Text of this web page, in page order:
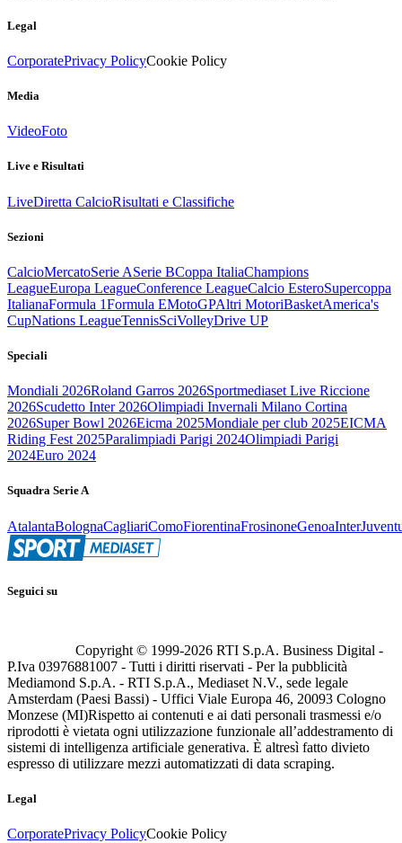
Legal
CorporatePrivacy PolicyCookie Policy
Media
VideoFoto
Live e Risultati
LiveDiretta CalcioRisultati e Classifiche
Sezioni
CalcioMercatoSerie ASerie BCoppa ItaliaChampions
LeagueEuropa LeagueConference LeagueCalcio EsteroSupercoppa
ItalianaFormula 1Formula EMotoGPAltri MotoriBasketAmerica's
CupNations LeagueTennisSciVolleyDrive UP
Speciali
Mondiali 2026Roland Garros 2026Sportmediaset Live Riccione
2026Scudetto Inter 2026Olimpiadi Invernali Milano Cortina
2026Super Bowl 2026Eicma 2025Mondiale per club 2025EICMA
Riding Fest 2025Paralimpiadi Parigi 2024Olimpiadi Parigi
2024Euro 2024
Squadra Serie A
AtalantaBolognaCagliariComoFiorentinaFrosinoneGenoaInter
Seguici su
Copyright © 1999-2026 RTI S.p.A. Business Digital -
P.Iva 03976881007 - Tutti i diritti riservati - Per la pubblicità
Mediamond S.p.A. - RTI S.p.A., Mediaset N.V., sede legale
Amsterdam (Paesi Bassi) - Uffici Viale Europa 46, 20093 Cologno
Monzese (MI)Rispetto ai contenuti e ai dati personali trasmessi e/o
riprodotti è vietata ogni utilizzazione funzionale all’addestramento di
sistemi di intelligenza artificiale generativa. È altresì fatto divieto
espresso di utilizzare mezzi automatizzati di data scraping.
Legal
CorporatePrivacy PolicyCookie Policy